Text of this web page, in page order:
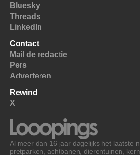
Bluesky
Threads
LinkedIn
Contact
Mail de redactie
Pers
Adverteren
Rewind
X
Al meer dan 16 jaar dagelijks het laatste
pretparken, achtbanen, dierentuinen,